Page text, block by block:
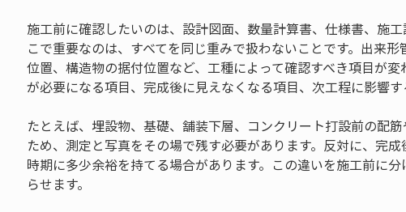
施工前に確認したいのは、設計図面、数量計算書、仕様書、施
こで重要なのは、すべてを同じ重みで扱わないことです。出来
位置、構造物の据付位置など、工種によって確認すべき項目が
が必要になる項目、完成後に見えなくなる項目、次工程に影響す
たとえば、埋設物、基礎、舗装下層、コンクリート打設前の配
ため、測定と写真をその場で残す必要があります。反対に、完
時期に多少余裕を持てる場合があります。この違いを施工前に
らせます。